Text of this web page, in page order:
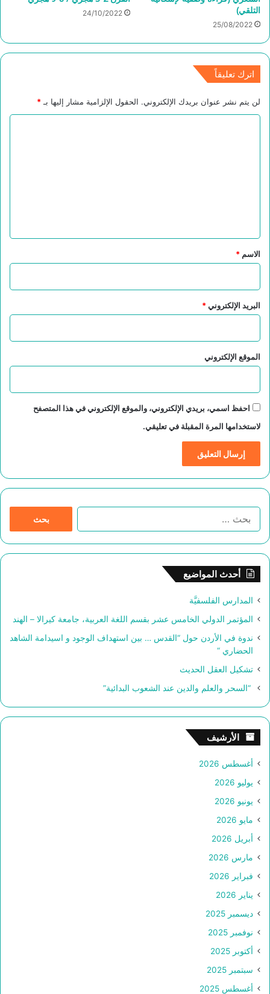
التلقي)
25/08/2022
24/10/2022
اترك تعليقاً
لن يتم نشر عنوان بريدك الإلكتروني. الحقول الإلزامية مشار إليها بـ *
*
الاسم *
البريد الإلكتروني*
الموقع الإلكتروني
احفظ اسمي، بريدي الإلكتروني، والموقع الإلكتروني في هذا المتصفح
لاستخدامها المرة المقبلة في تعليقي.
أحدث المواضيع
المدارس الفلسفيَّة
المؤتمر الدولي الخامس عشر بقسم اللغة العربية، جامعة كيرالا – الهند
ندوة في الأردن حول “القدس … بين استهداف الوجود و اسيدامة الشاهد
الحضاري “
تشكيل العقل الحديث
“السحر والعلم والدين عند الشعوب البدائية”
الأرشيف
أغسطس 2026
يوليو 2026
يونيو 2026
مايو 2026
أبريل 2026
مارس 2026
فبراير 2026
يناير 2026
ديسمبر 2025
نوفمبر 2025
أكتوبر 2025
سبتمبر 2025
أغسطس 2025